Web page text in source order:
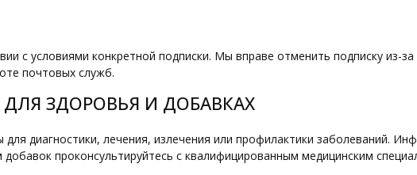
с условиями конкретной подписки. Мы вправе отменить подписку из-
почтовых служб.
ДЛЯ ЗДОРОВЬЯ И ДОБАВКАХ
диагностики, лечения, излечения или профилактики заболеваний.
проконсультируйтесь с квалифицированным медицинским